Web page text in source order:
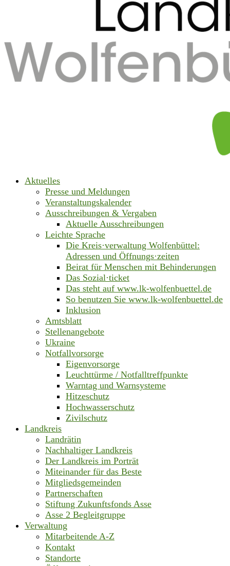
Aktuelles
Presse und Meldungen
Veranstaltungskalender
Ausschreibungen & Vergaben
Aktuelle Ausschreibungen
Leichte Sprache
Die Kreis·verwaltung Wolfenbüttel:
Adressen und Öffnungs·zeiten
Beirat für Menschen mit Behinderungen
Das Sozial·ticket
Das steht auf www.lk-wolfenbuettel.de
So benutzen Sie www.lk-wolfenbuettel.de
Inklusion
Amtsblatt
Stellenangebote
Ukraine
Notfallvorsorge
Eigenvorsorge
Leuchttürme / Notfalltreffpunkte
Warntag und Warnsysteme
Hitzeschutz
Hochwasserschutz
Zivilschutz
Landkreis
Landrätin
Nachhaltiger Landkreis
Der Landkreis im Porträt
Miteinander für das Beste
Mitgliedsgemeinden
Partnerschaften
Stiftung Zukunftsfonds Asse
Asse 2 Begleitgruppe
Verwaltung
Mitarbeitende A-Z
Kontakt
Standorte